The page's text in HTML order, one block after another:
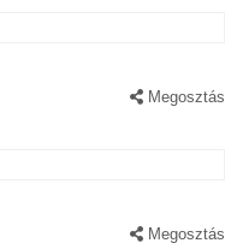
Megosztás
Megosztás